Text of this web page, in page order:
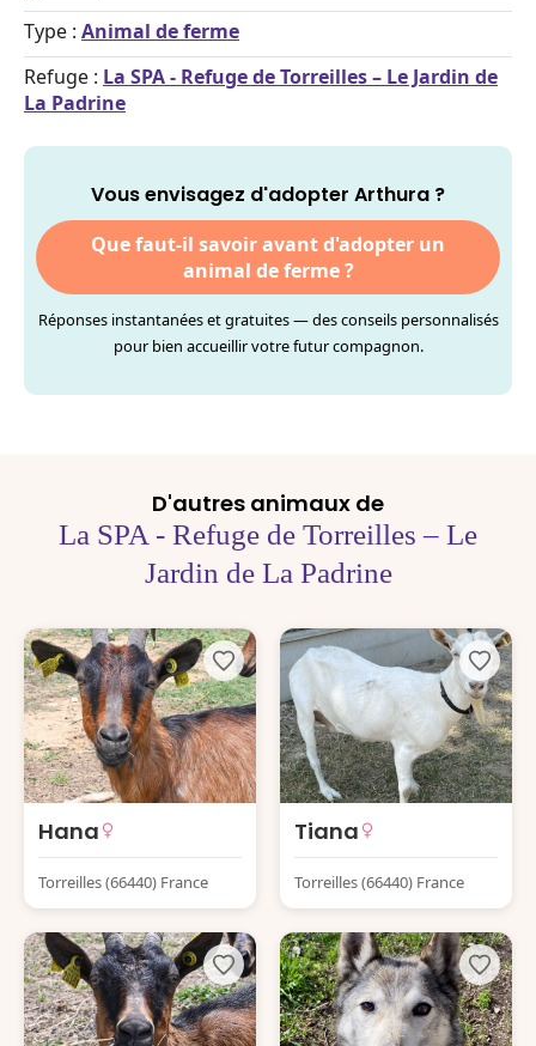
Type : Animal de ferme
Refuge : La SPA - Refuge de Torreilles – Le Jardin de
La Padrine
Vous envisagez d'adopter Arthura ?
Que faut-il savoir avant d'adopter un
animal de ferme ?
Réponses instantanées et gratuites — des conseils personnalisés
pour bien accueillir votre futur compagnon.
D'autres animaux de
La SPA - Refuge de Torreilles – Le
Jardin de La Padrine
Hana
Torreilles (66440) France
Tiana
Torreilles (66440) France